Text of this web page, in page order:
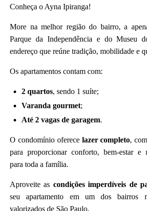
Conheça o Ayna Ipiranga!
More na melhor região do bairro, a
Parque da Independência e do Museu
endereço que reúne tradição, mobilidade e
Os apartamentos contam com:
2 quartos, sendo 1 suíte;
Varanda gourmet;
Até 2 vagas de garagem.
O condomínio oferece lazer completo,
para proporcionar conforto, bem-estar e
para toda a família.
Aproveite as condições imperdíveis de
seu apartamento em um dos bairros
valorizados de São Paulo.